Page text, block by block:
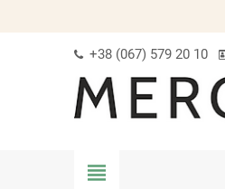
+38 (067) 579 20 10
view_headline